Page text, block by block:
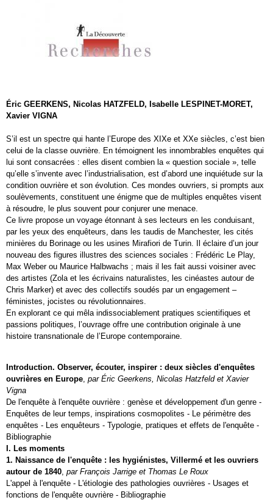
Éric GEERKENS, Nicolas HATZFELD, Isabelle LESPINET-MORET,
Xavier VIGNA
S’il est un spectre qui hante l’Europe des XIXe et XXe siècles, c’est bien
celui de la classe ouvrière. En témoignent les innombrables enquêtes qui
lui sont consacrées : elles disent combien la « question sociale », telle
qu’elle s’invente avec l’industrialisation, est d’abord une inquiétude sur la
condition ouvrière et son évolution. Ces mondes ouvriers, si prompts aux
soulèvements, constituent une énigme que de multiples enquêtes visent
à résoudre, le plus souvent pour conjurer une menace.
Ce livre propose un voyage étonnant à ses lecteurs en les conduisant,
par les yeux des enquêteurs, dans les taudis de Manchester, les cités
minières du Borinage ou les usines Mirafiori de Turin. Il éclaire d’un jour
nouveau des figures illustres des sciences sociales : Frédéric Le Play,
Max Weber ou Maurice Halbwachs ; mais il les fait aussi voisiner avec
des artistes (Zola et les écrivains naturalistes, les cinéastes autour de
Chris Marker) et avec des collectifs soudés par un engagement –
féministes, jocistes ou révolutionnaires.
En explorant ce qui mêla indissociablement pratiques scientifiques et
passions politiques, l’ouvrage offre une contribution originale à une
histoire transnationale de l’Europe contemporaine.
Introduction. Observer, écouter, inspirer : deux siècles d'enquêtes
ouvrières en Europe par Éric Geerkens, Nicolas Hatzfeld et Xavier
Vigna
De l'enquête à l'enquête ouvrière : genèse et développement d'un genre -
Enquêtes de leur temps, inspirations cosmopolites - Le périmètre des
enquêtes - Les enquêteurs - Typologie, pratiques et effets de l'enquête -
Bibliographie
I. Les moments
1. Naissance de l'enquête : les hygiénistes, Villermé et les ouvriers
autour de 1840 par François Jarrige et Thomas Le Roux
L'appel à l'enquête - L'étiologie des pathologies ouvrières - Usages et
fonctions de l'enquête ouvrière - Bibliographie